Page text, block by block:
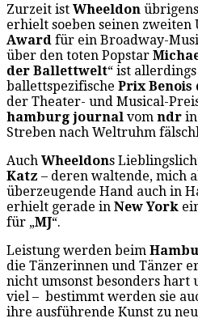
Zurzeit ist Wheeldon
erhielt soeben seinen zweiten
Award für ein Broadway-
über den toten Popstar
der Ballettwelt“ ist
ballettspezifische Prix Benois
der Theater- und Musical-
hamburg journal vom ndr
Streben nach Weltruhm
Auch Wheeldons
Katz – deren waltende, mich
überzeugende Hand auch in
erhielt gerade in New York
für „MJ“.
Leistung werden beim
die Tänzerinnen und Tänzer
nicht umsonst besonders hart
viel – bestimmt werden sie
ihre ausführende Kunst zu